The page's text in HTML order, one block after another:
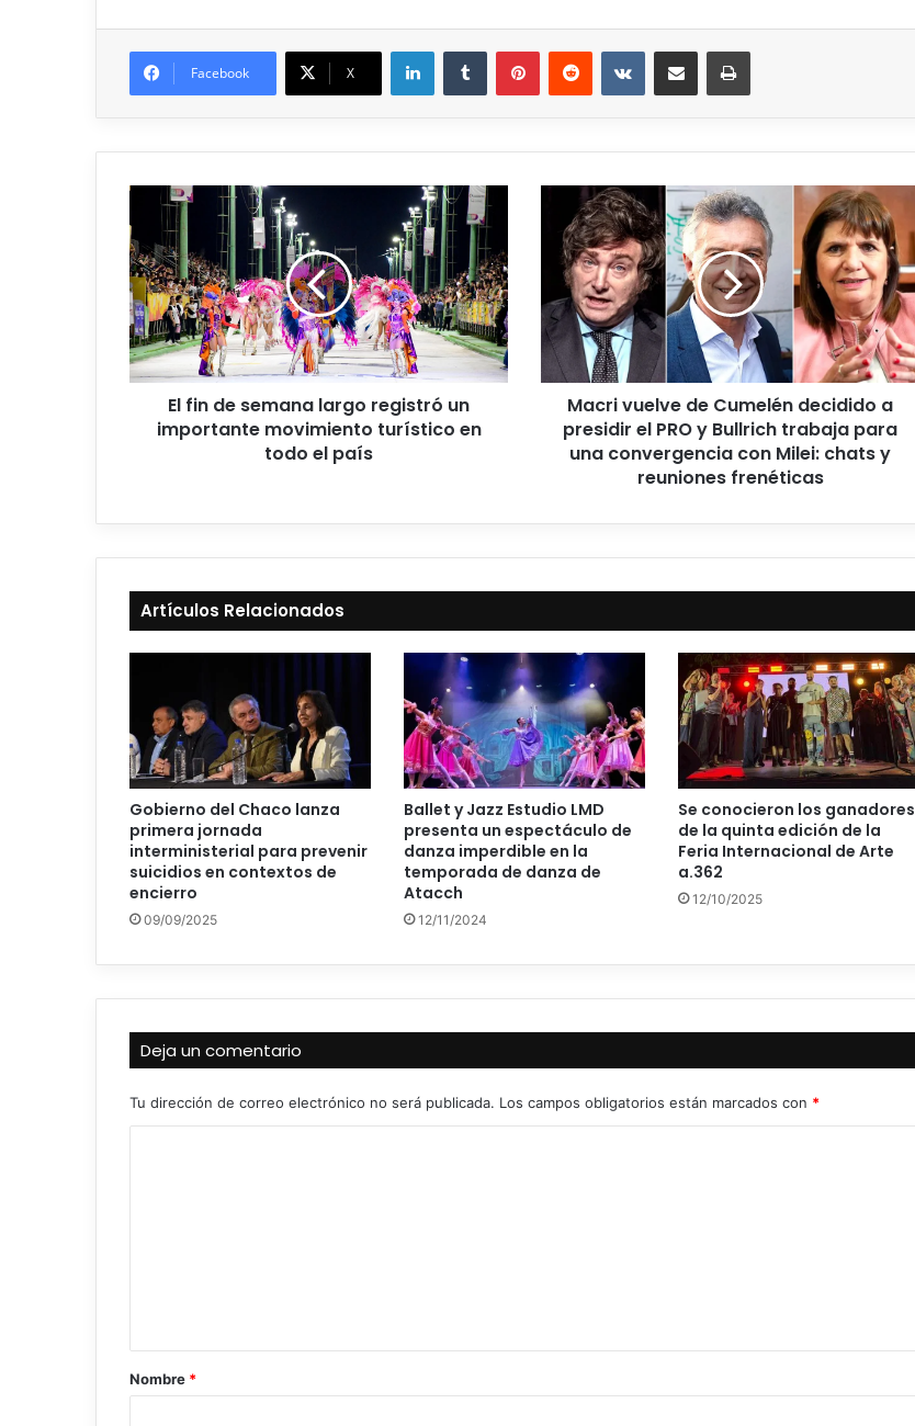
Facebook X
El fin de semana largo registró un
importante movimiento turístico en
todo el país
Macri vuelve de Cumelén decidido a
presidir el PRO y Bullrich trabaja para
una convergencia con Milei: chats y
reuniones frenéticas
Artículos Relacionados
Gobierno del Chaco lanza
primera jornada
interministerial para prevenir
suicidios en contextos de
encierro
09/09/2025
Ballet y Jazz Estudio LMD
presenta un espectáculo de
danza imperdible en la
temporada de danza de
Atacch
12/11/2024
Se conocieron los ganadores
de la quinta edición de la
Feria Internacional de Arte
a.362
12/10/2025
Deja un comentario
Tu dirección de correo electrónico no será publicada. Los campos obligatorios están marcados con *
rNombre *